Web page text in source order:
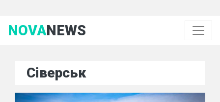
NOVANEWS
Сіверськ